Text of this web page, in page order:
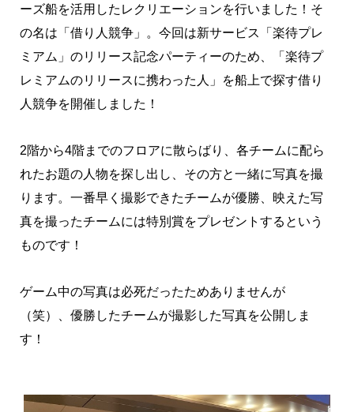
ーズ船を活用したレクリエーションを行いました！そ
の名は「借り人競争」。今回は新サービス「楽待プレ
ミアム」のリリース記念パーティーのため、「楽待プ
レミアムのリリースに携わった人」を船上で探す借り
人競争を開催しました！
2階から4階までのフロアに散らばり、各チームに配ら
れたお題の人物を探し出し、その方と一緒に写真を撮
ります。一番早く撮影できたチームが優勝、映えた写
真を撮ったチームには特別賞をプレゼントするという
ものです！
ゲーム中の写真は必死だったためありませんが
（笑）、優勝したチームが撮影した写真を公開しま
す！